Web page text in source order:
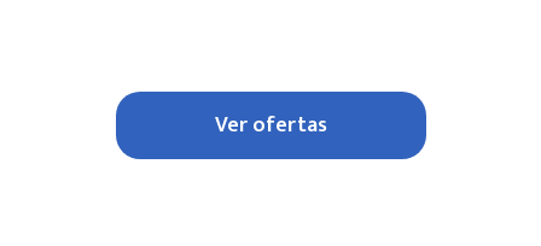
Ver ofertas